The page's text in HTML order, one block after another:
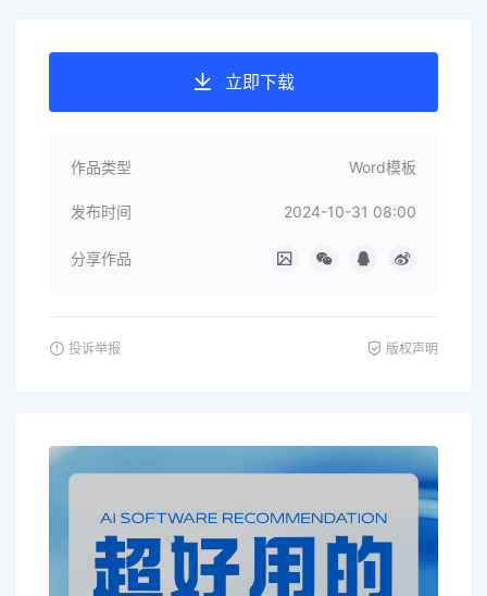
立即下载
作品类型 Word模板
发布时间 2024-10-31 08:00
分享作品
投诉举报 版权声明